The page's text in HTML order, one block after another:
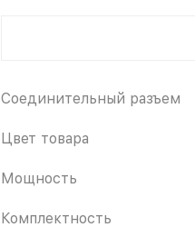
Соединительный разъем
Цвет товара
Мощность
Комплектность